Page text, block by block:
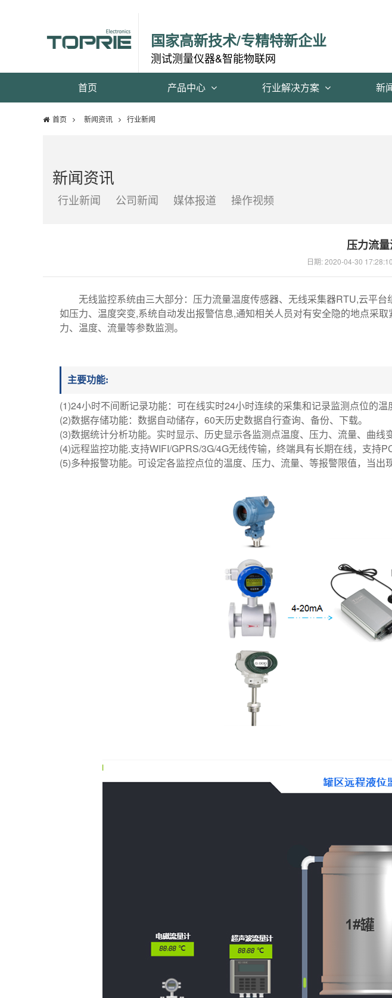
国家高新技术/专精特新企业
测试测量仪器&智能物联网
首页 产品中心 行业解决方案 新
首页 新闻资讯 行业新闻
新闻资讯
行业新闻 公司新闻 媒体报道 操作视频
压力流
日期: 2020-04-30
无线监控系统由三大部分：压力流量温度传感器、无线采集器RTU,云平
如压力、温度突变,系统自动发出报警信息,通知相关人员对有安全隐的地点采
力、温度、流量等参数监测。
主要功能:
(1)24小时不间断记录功能：可在线实时24小时连续的采集和记录监测点位的温
(2)数据存储功能：数据自动储存，60天历史数据自行查询、备份、下载。
(3)数据统计分析功能。实时显示、历史显示各监测点温度、压力、流量、曲线
(4)远程监控功能.支持WIFI/GPRS/3G/4G无线传输，终端具有长期在线，支持
(5)多种报警功能。可设定各监控点位的温度、压力、流量、等报警限值，当出